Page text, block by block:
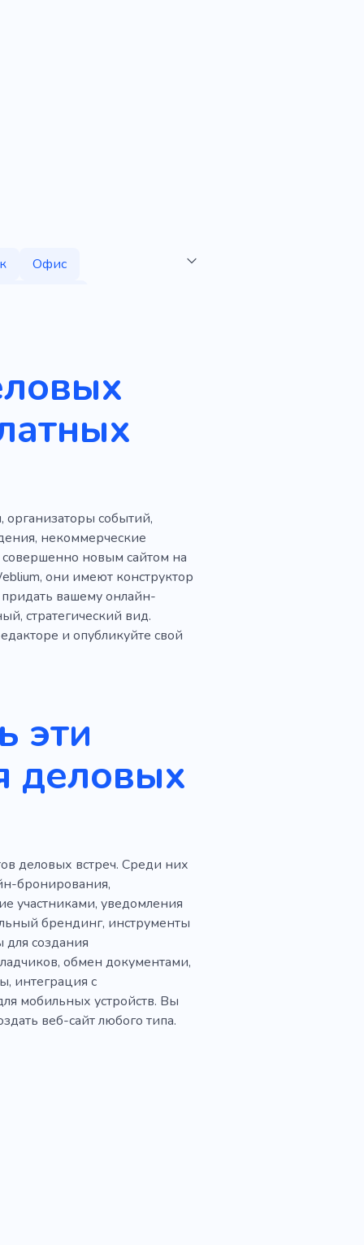
Офис
Семья
Персонал
офис
Коворкинг
коммерция
Столы
для работы
пространство
событий,
некоммерческие
новым сайтом на
они имеют конструктор
вашему онлайн-
стратегический вид.
и опубликуйте свой
эти
деловых
деловых встреч. Среди них
бронирования,
участниками, уведомления
брендинг, инструменты
создания
обмен документами,
интеграция с
мобильных устройств. Вы
веб-сайт любого типа.